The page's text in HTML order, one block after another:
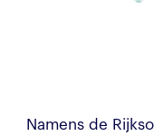
Namens de